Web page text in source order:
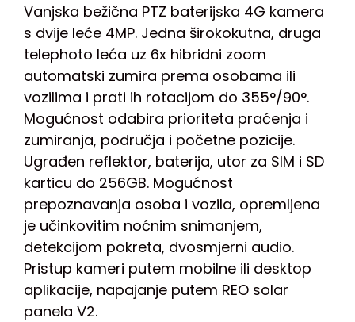
Vanjska bežična PTZ baterijska 4G kamera
s dvije leće 4MP. Jedna širokokutna, druga
telephoto leća uz 6x hibridni zoom
automatski zumira prema osobama ili
vozilima i prati ih rotacijom do 355°/90°.
Mogućnost odabira prioriteta praćenja i
zumiranja, područja i početne pozicije.
Ugrađen reflektor, baterija, utor za SIM i SD
karticu do 256GB. Mogućnost
prepoznavanja osoba i vozila, opremljena
je učinkovitim noćnim snimanjem,
detekcijom pokreta, dvosmjerni audio.
Pristup kameri putem mobilne ili desktop
aplikacije, napajanje putem REO solar
panela V2.